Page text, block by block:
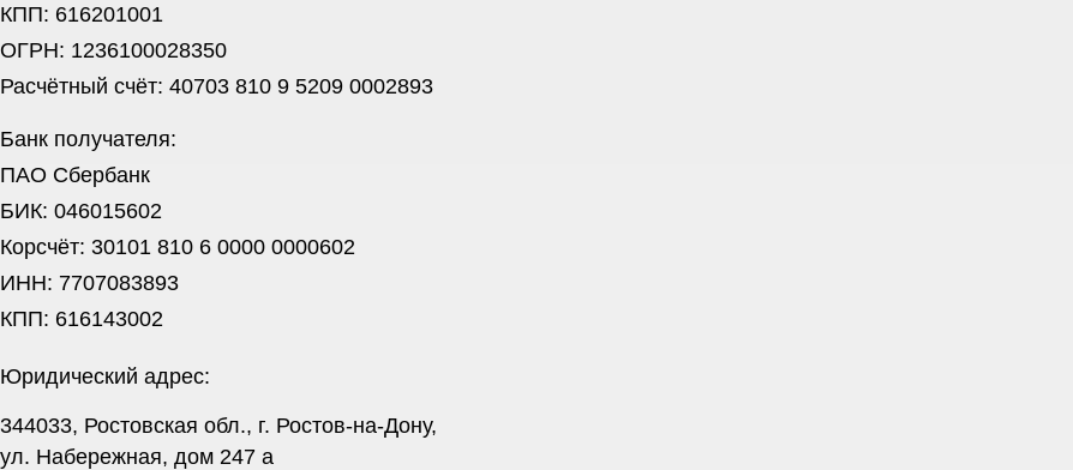
КПП: 616201001
ОГРН: 1236100028350
Расчётный счёт: 40703 810 9 5209 0002893
Банк получателя:
ПАО Сбербанк
БИК: 046015602
Корсчёт: 30101 810 6 0000 0000602
ИНН: 7707083893
КПП: 616143002
Юридический адрес:
344033, Ростовская обл., г. Ростов-на-Дону,
ул. Набережная, дом 247 а